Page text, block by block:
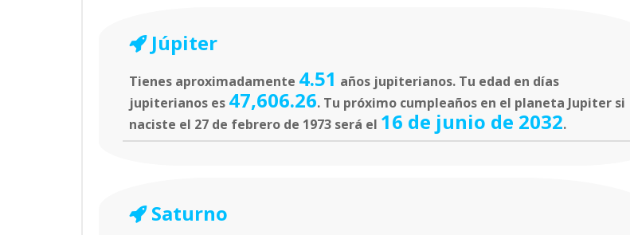
Júpiter
Tienes aproximadamente 4.51 años jupiterianos. Tu edad en días
jupiterianos es 47,606.26. Tu próximo cumpleaños en el planeta Jupiter si
naciste el 27 de febrero de 1973 será el 16 de junio de 2032.
Saturno